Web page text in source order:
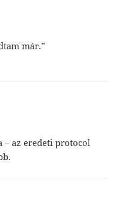
már.”
az eredeti protocol